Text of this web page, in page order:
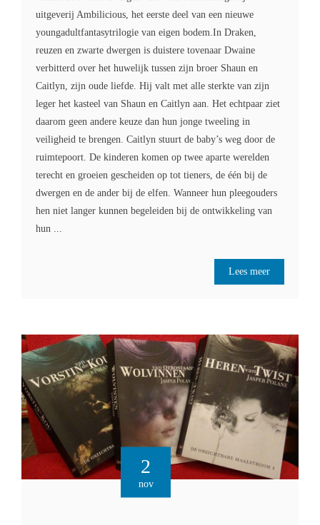
uitgeverij Ambilicious, het eerste deel van een nieuwe
youngadultfantasytrilogie van eigen bodem.In Draken,
reuzen en zwarte dwergen is duistere tovenaar Dwaine
verbitterd over het huwelijk tussen zijn broer Shaun en
Caitlyn, zijn oude liefde. Hij valt met alle sterkte van zijn
leger het kasteel van Shaun en Caitlyn aan. Het echtpaar ziet
daarom geen andere keuze dan hun jonge tweeling in
veiligheid te brengen. Caitlyn stuurt de baby’s weg door de
ruimtepoort. De kinderen komen op twee aparte werelden
terecht en groeien gescheiden op tot tieners, de één bij de
dwergen en de ander bij de elfen. Wanneer hun pleegouders
hen niet langer kunnen begeleiden bij de ontwikkeling van
hun ...
Lees meer
2
nov